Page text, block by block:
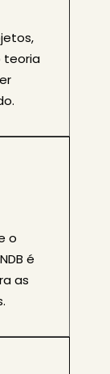
teoria
o
é
as